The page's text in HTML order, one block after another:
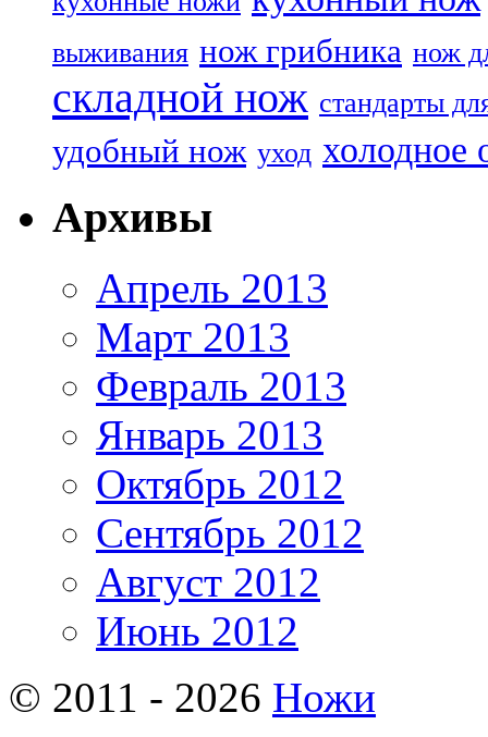
выживания нож грибника нож
складной нож стандарты
удобный нож уход холодное
Архивы
Апрель 2013
Март 2013
Февраль 2013
Январь 2013
Октябрь 2012
Сентябрь 2012
Август 2012
Июнь 2012
© 2011 - 2026 Ножи